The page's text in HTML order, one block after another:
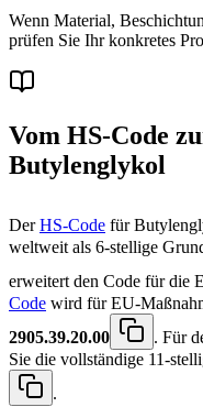
Wenn Material,
prüfen Sie Ihr konkretes
Vom HS-Code
Butylenglykol
DerHS-Code für
weltweit als 6-stellige
erweitert den Code für die
Code wird für EU-
2905.39.20.00
. Für
Sie die vollständige 11-
.